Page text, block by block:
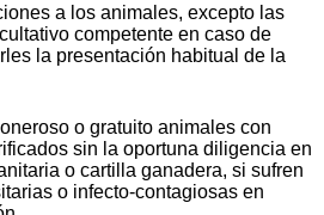
a los animales, excepto las
competente en caso de
la presentación habitual de la
o gratuito animales con
sin la oportuna diligencia en
o cartilla ganadera, si sufren
o infecto-contagiosas en